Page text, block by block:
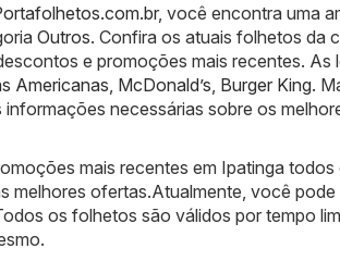
, você encontra uma
Outros. Confira os atuais folhetos da
e promoções mais recentes. As
Americanas McDonald’s Burger King.
informações necessárias sobre os
mais recentes em Ipatinga
melhores ofertas.Atualmente, você
os folhetos são válidos por tempo